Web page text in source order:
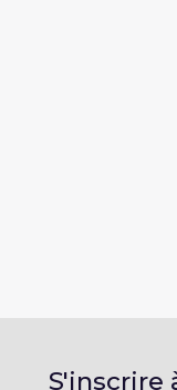
S'inscrire